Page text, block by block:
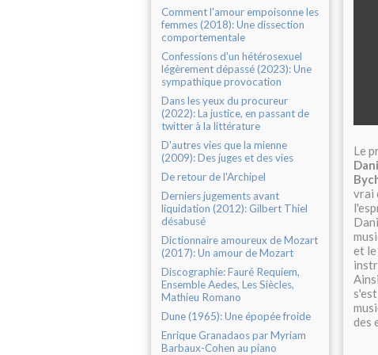
Comment l'amour empoisonne les
femmes (2018): Une dissection
comportementale
Confessions d'un hétérosexuel
légèrement dépassé (2023): Une
sympathique provocation
Dans les yeux du procureur
(2022): La justice, en passant de
twitter à la littérature
D'autres vies que la mienne
(2009): Des juges et des vies
De retour de l'Archipel
Derniers jugements avant
liquidation (2012): Gilbert Thiel
désabusé
Dictionnaire amoureux de Mozart
(2017): Un amour de Mozart
Discographie: Fauré Requiem,
Ensemble Aedes, Les Siècles,
Mathieu Romano
Dune (1965): Une épopée froide
Enrique Granadaos par Myriam
Barbaux-Cohen au piano
Le
vrai
et
des